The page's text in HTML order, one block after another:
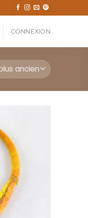
CONNEXION